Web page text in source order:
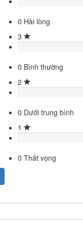
0 Hài lòng
3
0 Bình thường
2
0 Dưới trung bình
1
0 Thất vọng